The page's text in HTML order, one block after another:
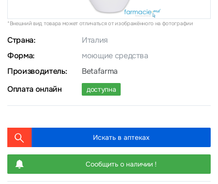
*Внешний вид товара может отличаться от изображённого на фотографии
Страна:
Италия
Форма:
моющие средства
Производитель:
Betafarma
Оплата онлайн
доступна
Искать в аптеках
Сообщить о наличии !